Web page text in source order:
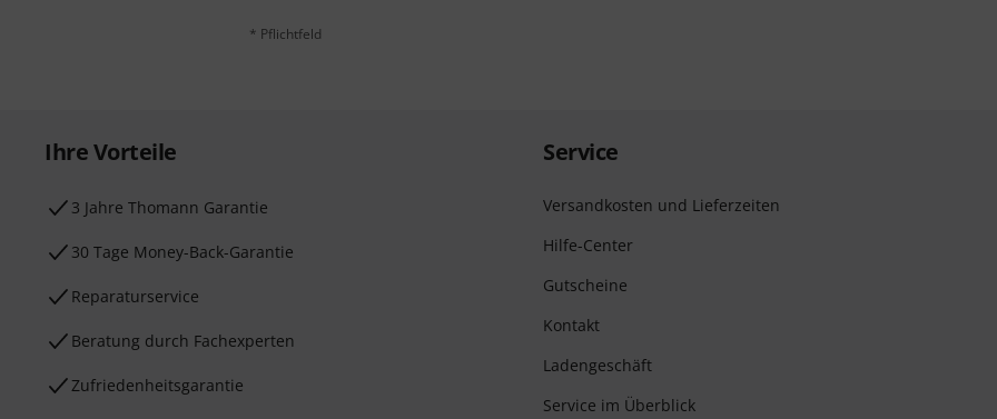
* Pflichtfeld
Ihre Vorteile
3 Jahre Thomann Garantie
30 Tage Money-Back-Garantie
Reparaturservice
Beratung durch Fachexperten
Zufriedenheitsgarantie
Service
Versandkosten und Lieferzeiten
Hilfe-Center
Gutscheine
Kontakt
Ladengeschäft
Service im Überblick